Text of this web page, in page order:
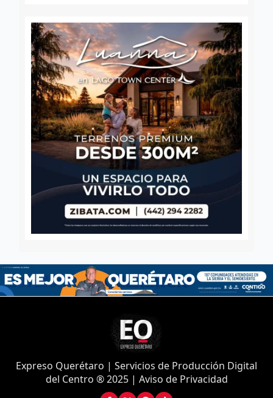
Expreso Querétaro | Servicios de Producción Digital
del Centro ® 2025 | Aviso de Privacidad